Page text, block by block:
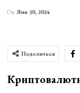
On Янв 30, 2024
Поделиться